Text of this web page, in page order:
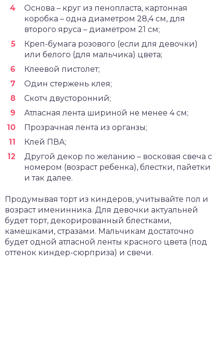
Основа – круг из пенопласта, картонная
коробка – одна диаметром 28,4 см, для
второго яруса – диаметром 21 см;
Креп-бумага розового (если для девочки)
или белого (для мальчика) цвета;
Клеевой пистолет;
Один стержень клея;
Скотч двусторонний;
Атласная лента шириной не менее 4 см;
Прозрачная лента из органзы;
Клей ПВА;
Другой декор по желанию – восковая свеча с
номером (возраст ребенка), блестки, пайетки
и так далее.
Продумывая торт из киндеров, учитывайте пол и
возраст именинника. Для девочки актуальней
будет торт, декорированный блестками,
камешками, стразами. Мальчикам достаточно
будет одной атласной ленты красного цвета (под
оттенок киндер-сюрприза) и свечи.